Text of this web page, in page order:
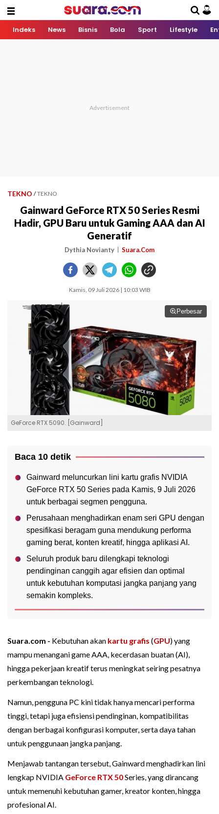
Indeks News Bisnis Bola Sport Lifestyle
TEKNO / TEKNO
Gainward GeForce RTX 50 Series Resmi
Hadir, GPU Baru untuk Gaming AAA dan AI
Generatif
Dythia Novianty Suara.Com
Kamis, 09 Juli 2026 | 10:03 WIB
Perbesar
GeForce RTX 5090. [Gainward]
Baca 10 detik
Gainward meluncurkan lini kartu grafis NVIDIA
GeForce RTX 50 Series pada Kamis, 9 Juli 2026
untuk berbagai segmen pengguna.
Perusahaan menghadirkan enam seri GPU dengan
spesifikasi beragam guna mendukung performa
gaming berat, konten kreatif, hingga aplikasi AI.
Seluruh produk baru dilengkapi teknologi
pendinginan canggih agar efisien dan optimal
untuk kebutuhan komputasi jangka panjang yang
semakin kompleks.
Suara.com - Kebutuhan akan kartu grafis (GPU) yang
mampu menangani game AAA, kecerdasan buatan (AI),
hingga pekerjaan kreatif terus meningkat seiring pesatnya
perkembangan teknologi.
Namun, pengguna PC kini tidak hanya mencari performa
tinggi, tetapi juga efisiensi pendinginan, kompatibilitas
dengan berbagai konfigurasi komputer, serta daya tahan
untuk penggunaan jangka panjang.
Menjawab tantangan tersebut, Gainward menghadirkan lini
lengkap NVIDIA GeForce RTX 50Series, yang dirancang
untuk memenuhi kebutuhan gamer, kreator konten, hingga
profesional AI.